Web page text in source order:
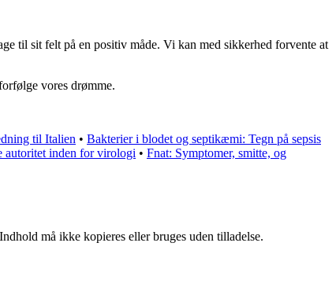
til sit felt på en positiv måde. Vi kan med sikkerhed forvente at
vores drømme.
til Italien • Bakterier i blodet og septikæmi: Tegn på sepsis
autoritet inden for virologi • Fnat: Symptomer, smitte, og
må ikke kopieres eller bruges uden tilladelse.